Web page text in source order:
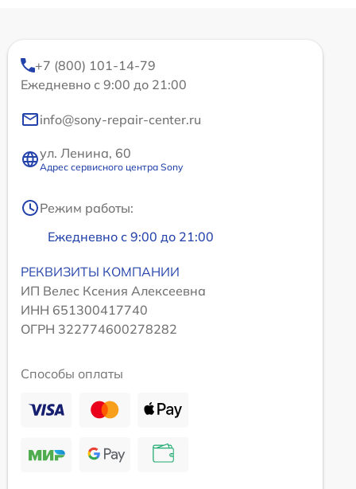
+7 (800) 101-14-79
Ежедневно с 9:00 до 21:00
info@sony-repair-center.ru
ул. Ленина, 60
Адрес сервисного центра Sony
Режим работы:
Ежедневно с 9:00 до 21:00
РЕКВИЗИТЫ КОМПАНИИ
ИП Велес Ксения Алексеевна
ИНН 651300417740
ОГРН 322774600278282
Способы оплаты